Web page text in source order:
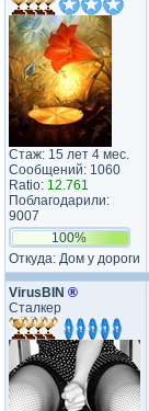
Стаж: 15 лет 4 мес.
Сообщений: 1060
Ratio: 12.761
Поблагодарили:
9007
100%
Откуда: Дом у дороги
VirusBIN ®
Сталкер